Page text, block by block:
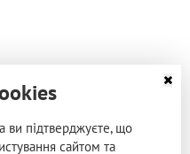
ви підтверджуєте, що
сайтом та